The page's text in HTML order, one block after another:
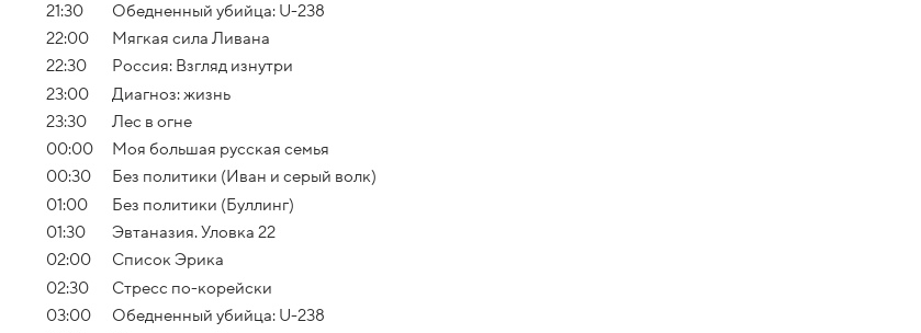
21:30
Обедненный убийца: U-238
22:00
Мягкая сила Ливана
22:30
Россия: Взгляд изнутри
23:00
Диагноз: жизнь
23:30
Лес в огне
00:00
Моя большая русская семья
00:30
Без политики (Иван и серый волк)
01:00
Без политики (Буллинг)
01:30
Эвтаназия. Уловка 22
02:00
Список Эрика
02:30
Стресс по-корейски
03:00
Обедненный убийца: U-238